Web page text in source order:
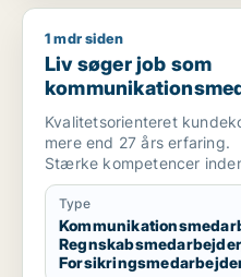
Liv søger job som
1 mdr siden
Liv søger job som
medarbejder /
Kvalitetsorienteret
mere end 27 års erfaring.
Stærke kompetencer
fakturering, kreditering/
inkassobehandling.
håndtere komplekse
kvalitet.
Type